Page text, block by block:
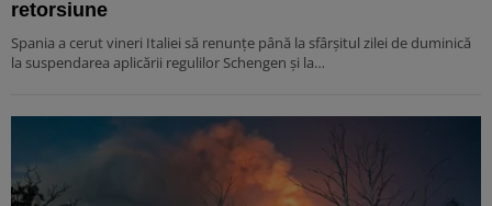
retorsiune
Spania a cerut vineri Italiei să renunțe până la sfârșitul zilei de duminică
la suspendarea aplicării regulilor Schengen și la…